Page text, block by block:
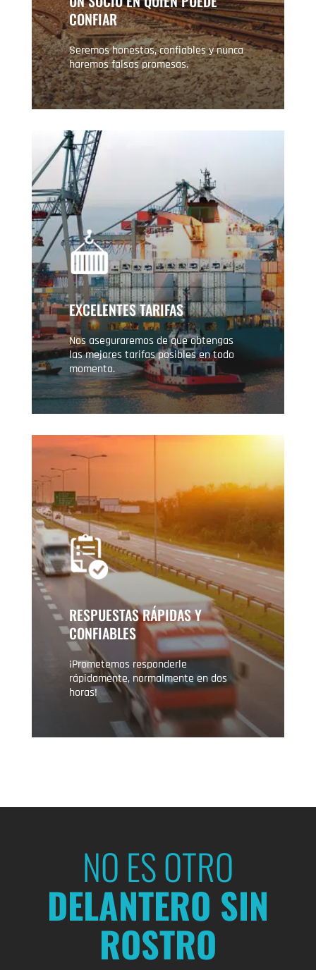
CONFIAR
Seremos honestos, confiables y nunca
haremos falsas promesas.
EXCELENTES TARIFAS
Nos aseguraremos de que obtengas
las mejores tarifas posibles en todo
momento.
RESPUESTAS RÁPIDAS Y
CONFIABLES
¡Prometemos responderle
rápidamente, normalmente en dos
horas!
NO ES OTRO
DELANTERO SIN
ROSTRO